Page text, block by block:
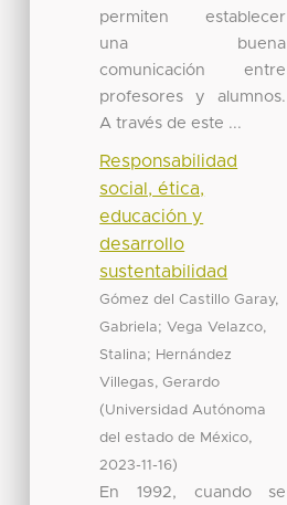
permiten establecer
una buena
comunicación entre
profesores y alumnos.
A través de este ...
Responsabilidad
social, ética,
educación y
desarrollo
sustentabilidad
Gómez del Castillo Garay,
Gabriela;Vega Velazco,
Stalina; Hernández
Villegas, Gerardo
(Universidad Autónoma
del estado de México,
2023-11-16)
En 1992, cuando se